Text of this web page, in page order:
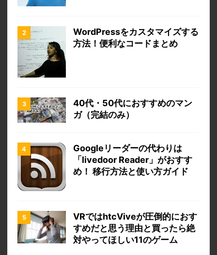
WordPressをカスタマイズする
方法！便利なコードまとめ
40代・50代におすすめのマン
ガ（完結のみ）
Googleリーダーの代わりは
「livedoor Reader」がおすす
め！ 移行方法と使い方ガイド
VRではhtcViveが圧倒的におす
すめだと思う理由と買ったら絶
対やってほしい11のゲーム